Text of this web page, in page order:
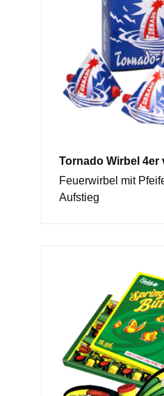
Tornado Wirbel 4er
Feuerwirbel mit
Aufstieg